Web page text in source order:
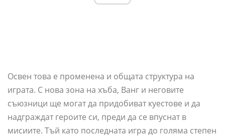
Освен това е променена и общата структура на
играта. С нова зона на хъба, Ванг и неговите
съюзници ще могат да придобиват куестове и да
надграждат героите си, преди да се впуснат в
мисиите. Тъй като последната игра до голяма степен